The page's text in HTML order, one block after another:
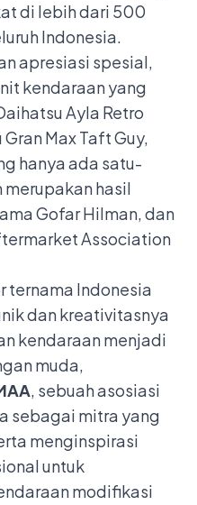
di lebih dari 500
Indonesia.
apresiasi spesial,
kendaraan yang
Ayla Retro
Max Taft Guy,
hanya ada satu-
merupakan hasil
Gofar Hilman, dan
Association
ternama Indonesia
dan kreativitasnya
kendaraan menjadi
muda,
, sebuah asosiasi
sebagai mitra yang
menginspirasi
untuk
modifikasi